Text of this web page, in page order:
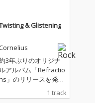
& Glistening
3年ぶりのオリジナ
ルアルバム「Refractio
」のリリースを発表
したCornelius、新曲を
リース！
1 track